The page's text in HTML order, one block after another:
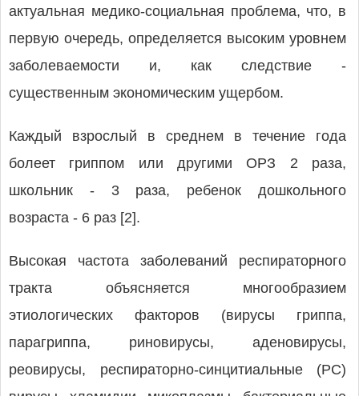
актуальная медико-социальная проблема, что, в
первую очередь, определяется высоким уровнем
заболеваемости и, как следствие -
существенным экономическим ущербом.
Каждый взрослый в среднем в течение года
болеет гриппом или другими ОРЗ 2 раза,
школьник - 3 раза, ребенок дошкольного
возраста - 6 раз [2].
Высокая частота заболеваний респираторного
тракта объясняется многообразием
этиологических факторов (вирусы гриппа,
парагриппа, риновирусы, аденовирусы,
реовирусы, респираторно-синцитиальные (РС)